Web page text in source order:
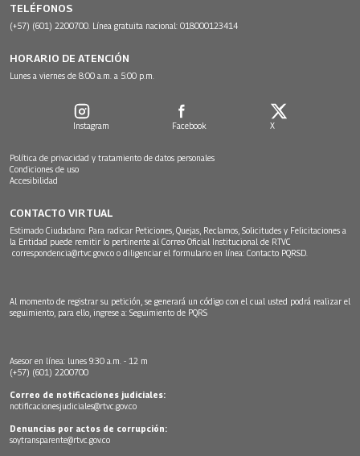
TELÉFONOS
(+57) (601) 2200700. Línea gratuita nacional: 018000123414
HORARIO DE ATENCIÓN
Lunes a viernes de 8:00 a.m. a 5:00 p.m.
Instagram Facebook X
Política de privacidad y tratamiento de datos personales
Condiciones de uso
Accesibilidad
CONTACTO VIRTUAL
Estimado Ciudadano: Para radicar Peticiones, Quejas, Reclamos, Solicitudes y Felicitaciones a
la Entidad puede remitir lo pertinente al Correo Oficial Institucional de RTVC
correspondencia@rtvc.gov.co o diligenciar el formulario en línea: Contacto PQRSD.
Al momento de registrar su petición, se generará un código con el cual usted podrá realizar el
seguimiento, para ello, ingrese a: Seguimiento de PQRS
Asesor en línea: lunes 9:30 a.m. - 12 m
(+57) (601) 2200700
Correo de notificaciones judiciales:
notificacionesjudiciales@rtvc.gov.co
Denuncias por actos de corrupción:
soytransparente@rtvc.gov.co